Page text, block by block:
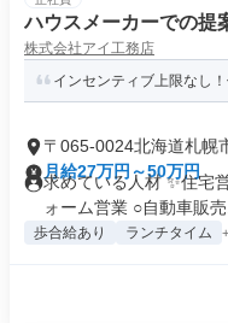
ハウスメーカーでの提
株式会社アイ工務店
インセンティブ上限なし
〒065-0024北海道札幌
月給27万円～50万円
求めている人材 ✨住宅
ォーム営業 ○自動車販売
歩合給あり ランチタイム